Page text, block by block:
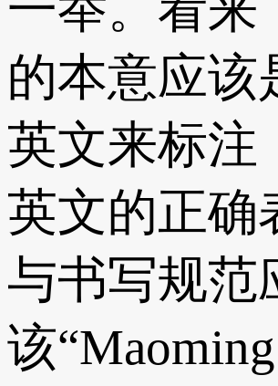
的本意应该
英文来标注
英文的正确
与书写规范
该“Maoming